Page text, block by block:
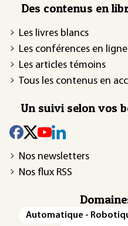
Des contenus en
Les livres blancs
Les conférences en ligne
Les articles témoins
Tous les contenus en
Un suivi selon vos
Nos newsletters
Nos flux RSS
Automatique -